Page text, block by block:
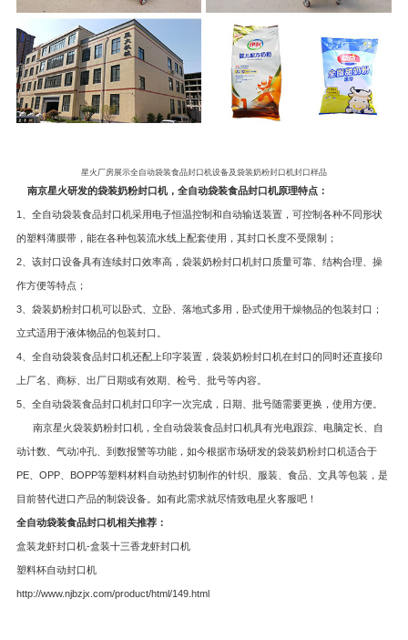
星火厂房展示全自动袋装食品封口机设备及袋装奶粉封口机封口样品
南京星火研发的袋装奶粉封口机，全自动袋装食品封口机原理特点：
1、全自动袋装食品封口机采用电子恒温控制和自动输送装置，可控制各种不同形状
的塑料薄膜带，能在各种包装流水线上配套使用，其封口长度不受限制；
2、该封口设备具有连续封口效率高，袋装奶粉封口机封口质量可靠、结构合理、操
作方便等特点；
3、袋装奶粉封口机可以卧式、立卧、落地式多用，卧式使用干燥物品的包装封口；
立式适用于液体物品的包装封口。
4、全自动袋装食品封口机还配上印字装置，袋装奶粉封口机在封口的同时还直接印
上厂名、商标、出厂日期或有效期、检号、批号等内容。
5、全自动袋装食品封口机封口印字一次完成，日期、批号随需要更换，使用方便。
南京星火袋装奶粉封口机，全自动袋装食品封口机具有光电跟踪、电脑定长、自
动计数、气动冲孔、到数报警等功能，如今根据市场研发的袋装奶粉封口机适合于
PE、OPP、BOPP等塑料材料自动热封切制作的针织、服装、食品、文具等包装，是
目前替代进口产品的制袋设备。如有此需求就尽情致电星火客服吧！
全自动袋装食品封口机相关推荐：
盒装龙虾封口机-盒装十三香龙虾封口机
塑料杯自动封口机
http://www.njbzjx.com/product/html/149.html